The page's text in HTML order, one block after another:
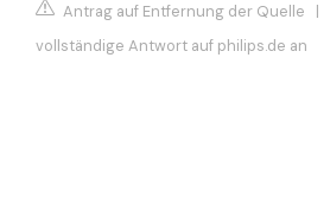
Antrag auf Entfernung der Quelle |
vollständige Antwort auf philips.de an